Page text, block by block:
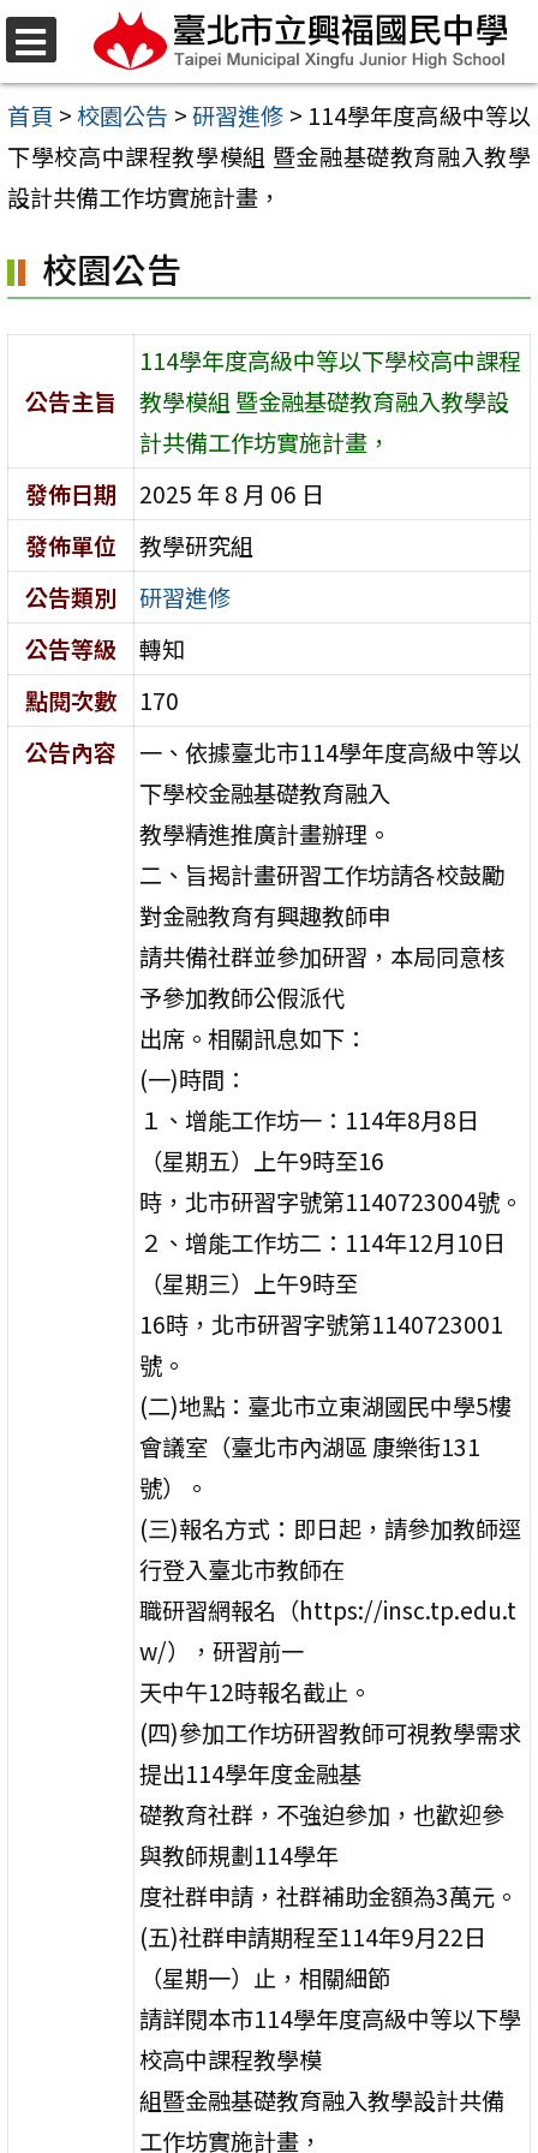
選
單
跳
至
主
要
內
區
首頁 >校園公告 >研習進修 > 114學年度高級中等以
下學校高中課程教學模組 暨金融基礎教育融入教學
設計共備工作坊實施計畫，
校園公告
公告主旨
114學年度高級中等以下學校高中課程
教學模組 暨金融基礎教育融入教學設
計共備工作坊實施計畫，
發佈日期
2025 年 8 月 06 日
發佈單位
教學研究組
公告類別
研習進修
公告等級
轉知
點閱次數
170
公告內容
一、依據臺北市114學年度高級中等以
下學校金融基礎教育融入
教學精進推廣計畫辦理。
二、旨揭計畫研習工作坊請各校鼓勵
對金融教育有興趣教師申
請共備社群並參加研習，本局同意核
予參加教師公假派代
出席。相關訊息如下：
(一)時間：
１、增能工作坊一：114年8月8日
（星期五）上午9時至16
時，北市研習字號第1140723004號。
２、增能工作坊二：114年12月10日
（星期三）上午9時至
16時，北市研習字號第1140723001
號。
(二)地點：臺北市立東湖國民中學5樓
會議室（臺北市內湖區 康樂街131
號）。
(三)報名方式：即日起，請參加教師逕
行登入臺北市教師在
職研習網報名（https://insc.tp.edu.t
w/），研習前一
天中午12時報名截止。
(四)參加工作坊研習教師可視教學需求
提出114學年度金融基
礎教育社群，不強迫參加，也歡迎參
與教師規劃114學年
度社群申請，社群補助金額為3萬元。
(五)社群申請期程至114年9月22日
（星期一）止，相關細節
請詳閱本市114學年度高級中等以下學
校高中課程教學模
組暨金融基礎教育融入教學設計共備
工作坊實施計畫，